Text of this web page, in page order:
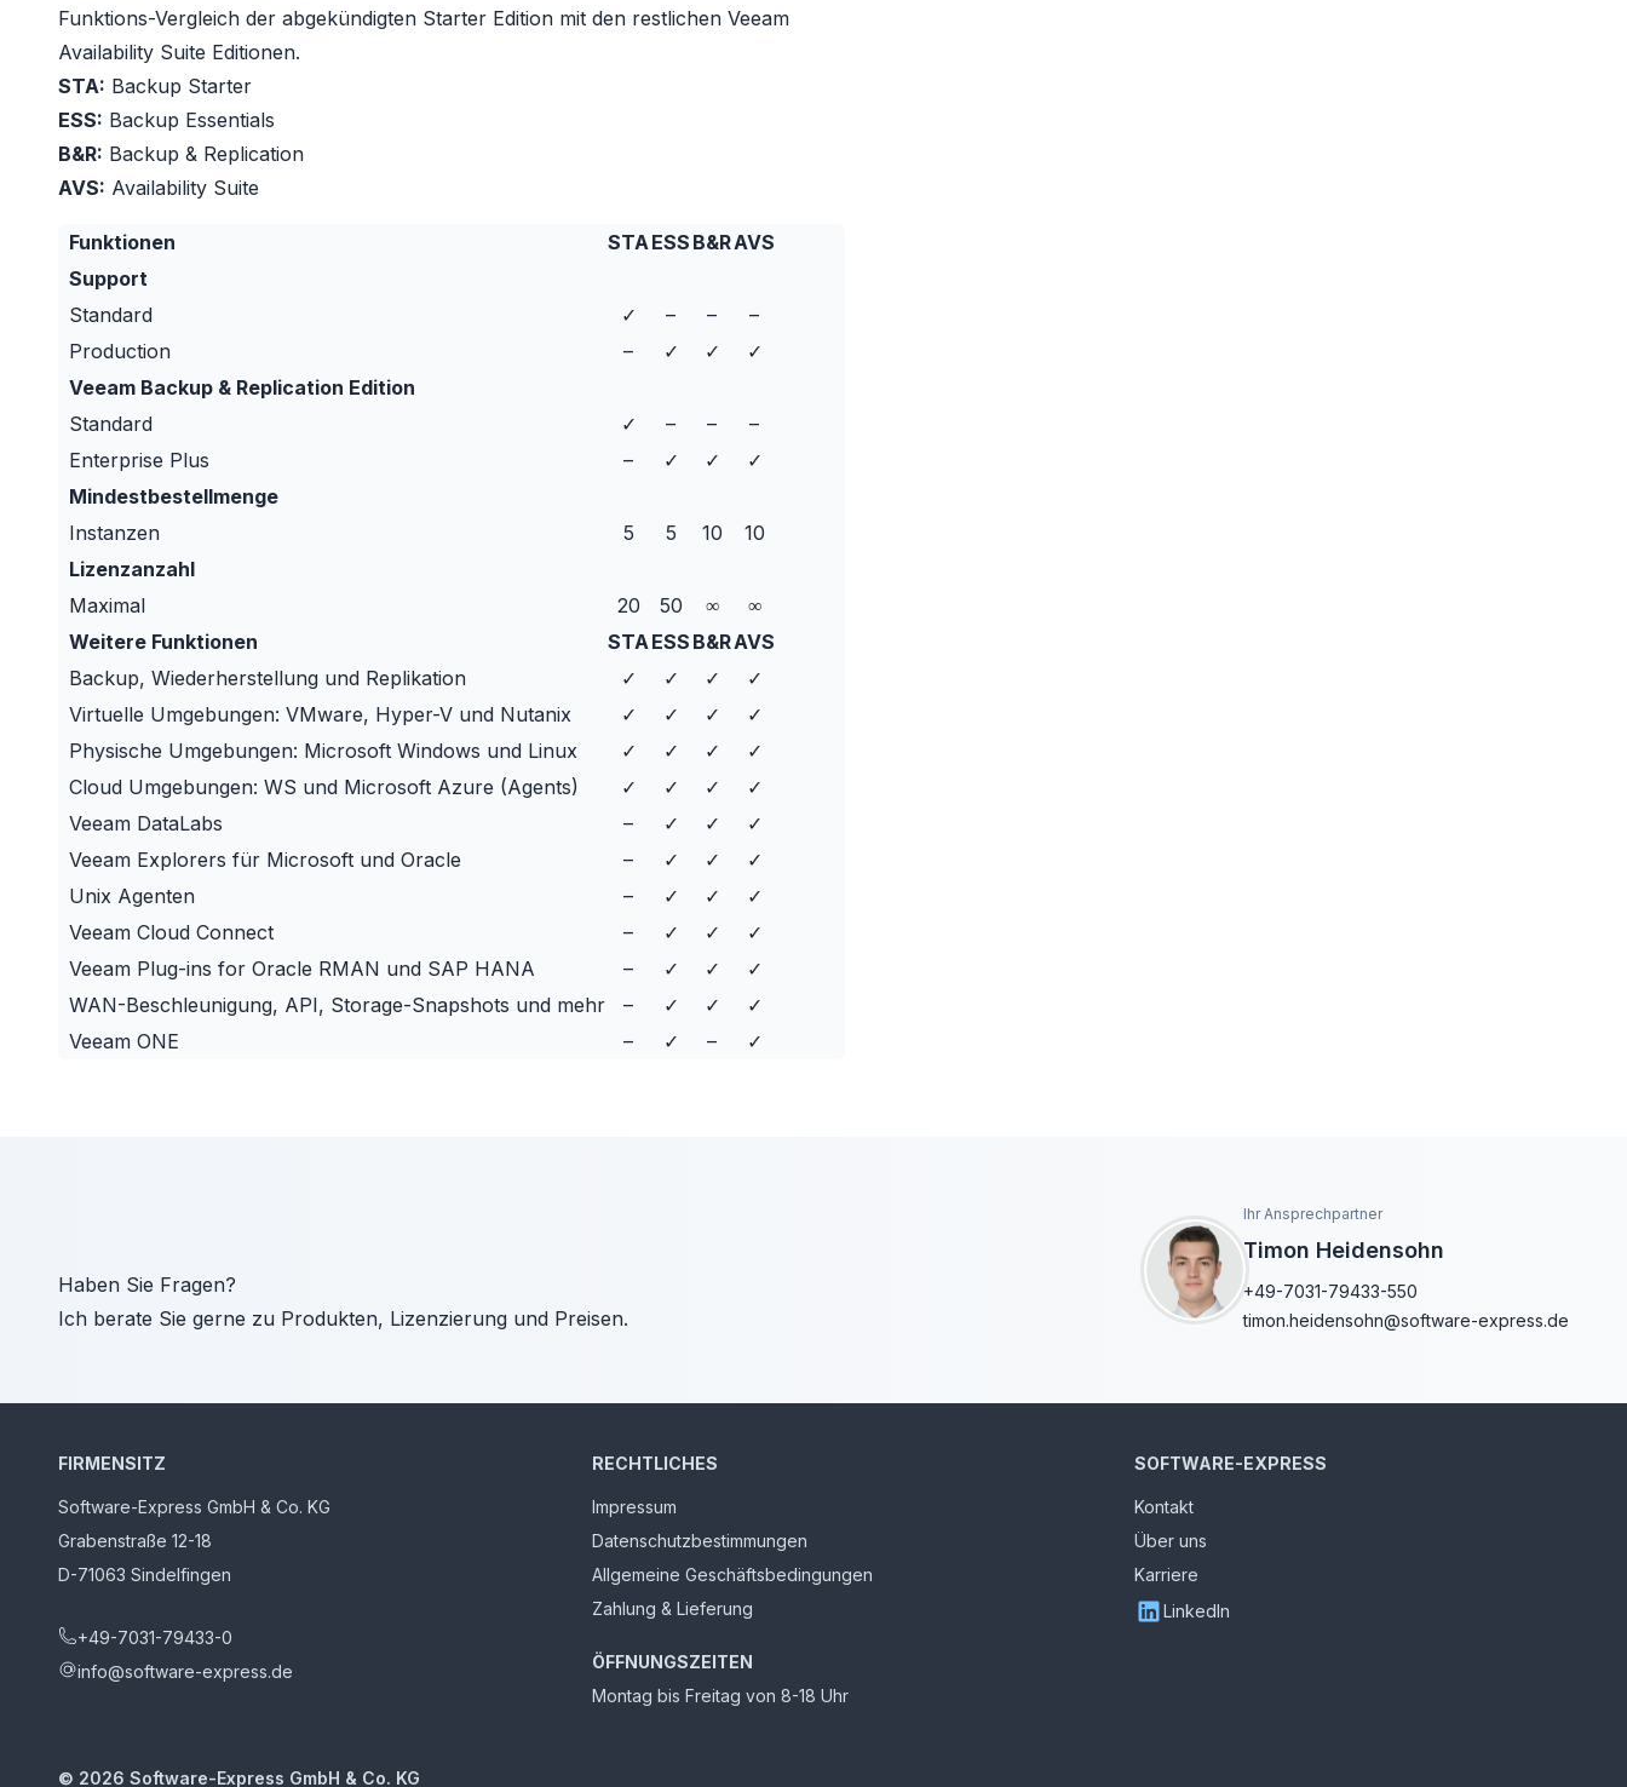
Funktions-Vergleich der abgekündigten Starter Edition mit den restlichen Veeam
Availability Suite Editionen.
STA: Backup Starter
ESS: Backup Essentials
B&R: Backup & Replication
AVS: Availability Suite
Funktionen STAESS B&RAVS
Support
Standard
✓ – –
–
Production
– ✓ ✓
✓
Veeam Backup & Replication Edition
Standard
✓ – –
–
Enterprise Plus
– ✓ ✓
✓
Mindestbestellmenge
Instanzen
5 5 10
10
Lizenzanzahl
Maximal
20 50 ∞
∞
Weitere Funktionen
STAESS B&RAVS
Backup, Wiederherstellung und Replikation
✓ ✓ ✓
✓
Virtuelle Umgebungen: VMware, Hyper-V und Nutanix
✓ ✓ ✓
✓
Physische Umgebungen: Microsoft Windows und Linux
✓ ✓ ✓
✓
Cloud Umgebungen: WS und Microsoft Azure (Agents)
✓ ✓ ✓
✓
Veeam DataLabs
– ✓ ✓
✓
Veeam Explorers für Microsoft und Oracle
– ✓ ✓
✓
Unix Agenten
– ✓ ✓
✓
Veeam Cloud Connect
– ✓ ✓
✓
Veeam Plug-ins for Oracle RMAN und SAP HANA
– ✓ ✓
✓
WAN-Beschleunigung, API, Storage-Snapshots und mehr
– ✓ ✓
✓
Veeam ONE
– ✓ – ✓
Haben Sie Fragen?
Ich berate Sie gerne zu Produkten, Lizenzierung und Preisen.
Ihr Ansprechpartner
Timon Heidensohn
+49-7031-79433-550
timon.heidensohn@software-express.de
FIRMENSITZ
Software-Express GmbH & Co. KG
Grabenstraße 12-18
D-71063 Sindelfingen
+49-7031-79433-0
info@software-express.de
RECHTLICHES
Impressum
Datenschutzbestimmungen
Allgemeine Geschäftsbedingungen
Zahlung & Lieferung
ÖFFNUNGSZEITEN
Montag bis Freitag von 8-18 Uhr
SOFTWARE-EXPRESS
Kontakt
Über uns
Karriere
LinkedIn
© 2026 Software-Express GmbH & Co. KG